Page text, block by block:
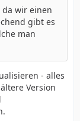
da wir einen
gibt es
man
- alles
Version